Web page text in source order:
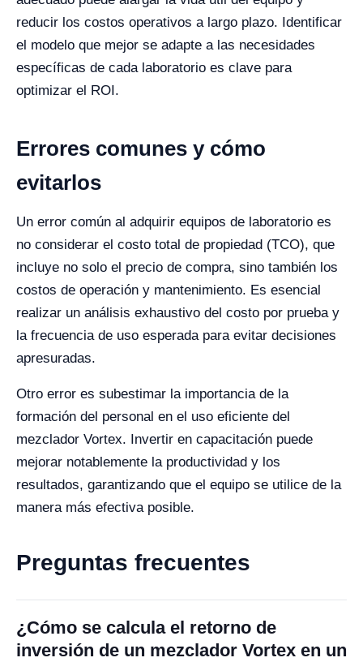
reducir los costos operativos a largo plazo. Identificar
el modelo que mejor se adapte a las necesidades
específicas de cada laboratorio es clave para
optimizar el ROI.
Errores comunes y cómo
evitarlos
Un error común al adquirir equipos de laboratorio es
no considerar el costo total de propiedad (TCO), que
incluye no solo el precio de compra, sino también los
costos de operación y mantenimiento. Es esencial
realizar un análisis exhaustivo del costo por prueba y
la frecuencia de uso esperada para evitar decisiones
apresuradas.
Otro error es subestimar la importancia de la
formación del personal en el uso eficiente del
mezclador Vortex. Invertir en capacitación puede
mejorar notablemente la productividad y los
resultados, garantizando que el equipo se utilice de la
manera más efectiva posible.
Preguntas frecuentes
¿Cómo se calcula el retorno de
inversión de un mezclador Vortex en un